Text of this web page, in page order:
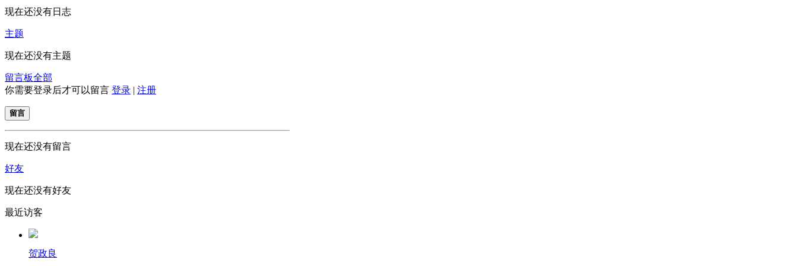
现在还没有日志
主题
现在还没有主题
留言板全部
你需要登录后才可以留言 登录 | 注册
留言
现在还没有留言
好友
现在还没有好友
最近访客
贺政良